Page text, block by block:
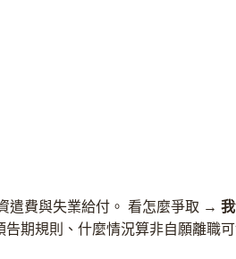
遣費與失業給付。 看怎麼爭取 →
告期規則、什麼情況算非自願離職可